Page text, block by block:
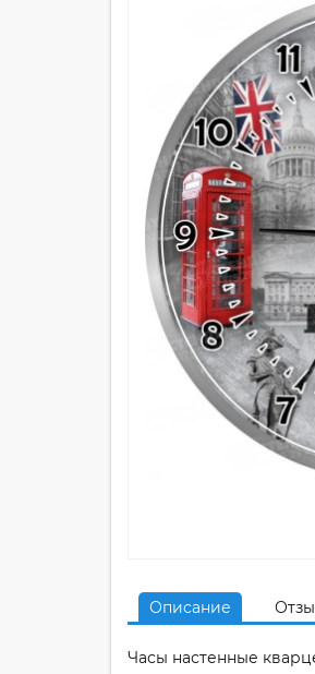
Описание
Часы настенные